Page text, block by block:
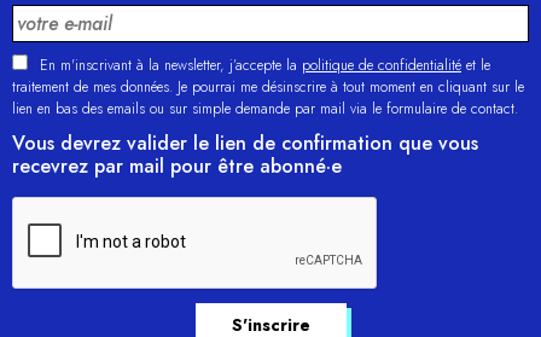
En m'inscrivant à la newsletter, j’accepte la politique de confidentialité et le
traitement de mes données. Je pourrai me désinscrire à tout moment en cliquant sur le
lien en bas des emails ou sur simple demande par mail via le formulaire de contact.
Vous devrez valider le lien de confirmation que vous
recevrez par mail pour être abonné·e